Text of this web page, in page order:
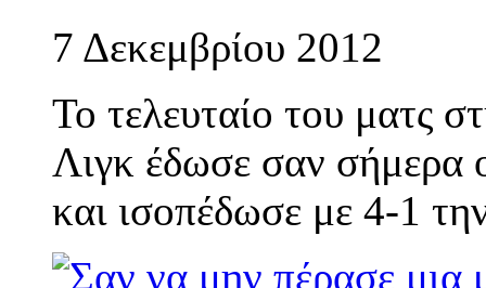
7 Δεκεμβρίου 2012
Το τελευταίο του ματς
Λιγκ έδωσε σαν σήμερα
και ισοπέδωσε με 4-1